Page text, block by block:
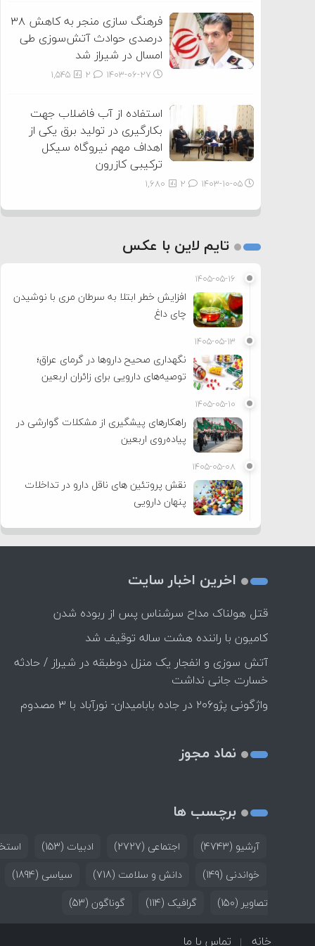
فرهنگ سازی منجر به کاهش ۳۸
درصدی حوادث آتش‌سوزی طی
امسال در شیراز شد
۱۴۰۳-۰۶-۲۷ 1,545
استفاده از آب فاضلاب جهت
بکارگیری در تولید برق یکی از
اهداف مهم نیروگاه سیکل
ترکیبی کازرون
۱۴۰۳-۱۰-۰۵ 1,680
تایم لاین با عکس
۱۴۰۵-۰۵-۱۶
افزایش خطر ابتلا به سرطان مری با نوشیدن
چای داغ
۱۴۰۵-۰۵-۱۳
نگهداری صحیح داروها در گرمای عراق؛
توصیه‌های دارویی برای زائران اربعین
۱۴۰۵-۰۵-۱۰
راهکارهای پیشگیری از مشکلات گوارشی در
پیاده‌روی اربعین
۱۴۰۵-۰۵-۰۸
نقش پروتئین های ناقل دارو در تداخلات
پنهان دارویی
اخرین اخبار سایت
قتل هولناک مداح سرشناس پس از ربوده شدن
کامیون با راننده هشت ساله توقیف شد
آتش سوزی و انفجار یک منزل دوطبقه در شیراز / حادثه
خسارت جانی نداشت
واژگونی پژو۲۰۶ در جاده بابامیدان- نورآباد با ۳ مصدوم
نماد مجوز
برچسب ها
آرشیو (4743) اجتماعی (2727) ادبیات (153)
خواندنی (149) دانش و سلامت (718) سیاسی (1894)
تصاویر (150) گرافیک (114) گوناگون (53)
خانه تماس با ما